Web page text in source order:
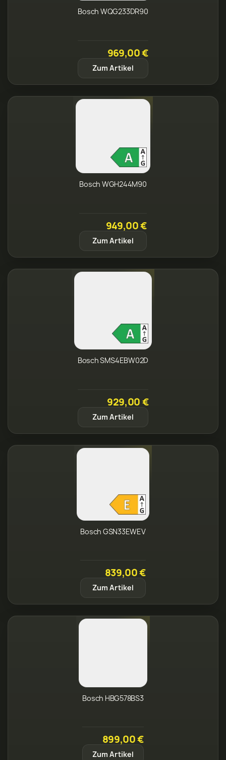
Bosch WQG233DR90
969,00 €
Zum Artikel
Bosch WGH244M90
949,00 €
Zum Artikel
Bosch SMS4EBW02D
929,00 €
Zum Artikel
Bosch GSN33EWEV
839,00 €
Zum Artikel
Bosch HBG578BS3
899,00 €
Zum Artikel